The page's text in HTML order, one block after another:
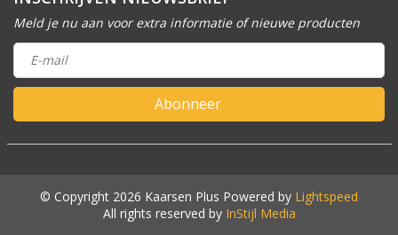
Meld je nu aan voor extra informatie of nieuwe producten
Abonneer
© Copyright 2026 Kaarsen Plus Powered by Lightspeed
All rights reserved by InStijl Media